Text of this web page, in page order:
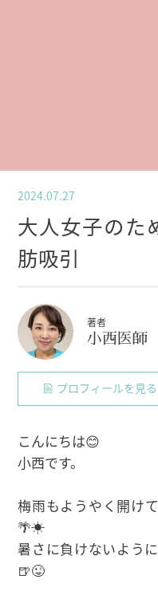
2024.07.27
大人女子のた
肪吸引
著者
小西医師
プロフィールを見る
こんにちは😊
小西です。
梅雨もようやく開け
🌴☀
暑さに負けないよう
🍺😜